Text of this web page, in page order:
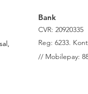
Bank
CVR: 20920335
Reg: 6233.
// Mobilepay: